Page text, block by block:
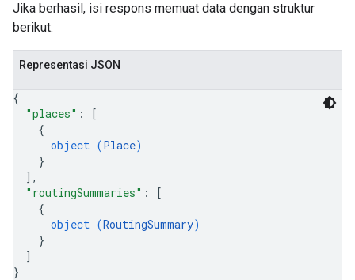
Jika berhasil, isi respons memuat data dengan struktur
berikut:
Representasi JSON
{
"places" :
[
{
object (Place)
}
] ,
"routingSummaries" :
[
{
object (RoutingSummary)
}
]
}